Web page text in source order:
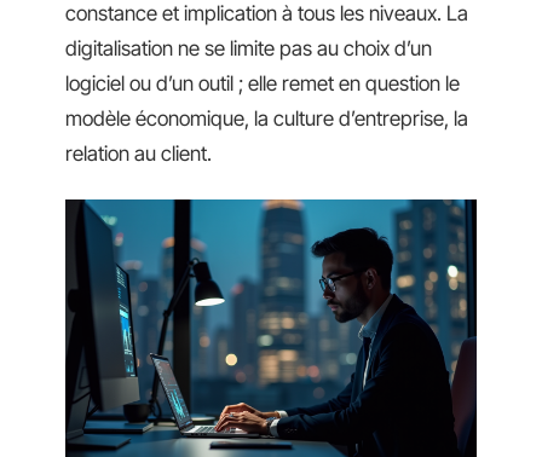
constance et implication à tous les niveaux. La
digitalisation ne se limite pas au choix d’un
logiciel ou d’un outil ; elle remet en question le
modèle économique, la culture d’entreprise, la
relation au client.